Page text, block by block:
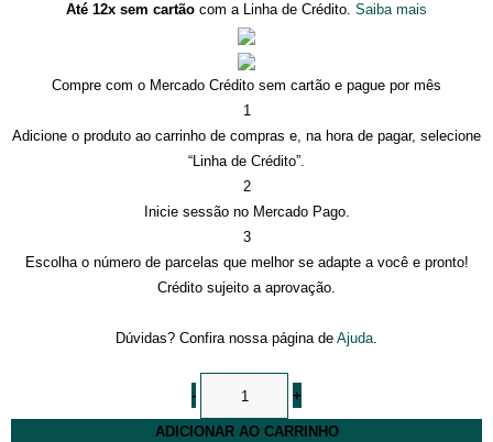
Até 12x sem cartão com a Linha de Crédito. Saiba mais
Compre com o Mercado Crédito sem cartão e pague por mês
1
Adicione o produto ao carrinho de compras e, na hora de pagar, selecione
“Linha de Crédito”.
2
Inicie sessão no Mercado Pago.
3
Escolha o número de parcelas que melhor se adapte a você e pronto!
Crédito sujeito a aprovação.
Dúvidas? Confira nossa página de Ajuda.
ADICIONAR AO CARRINHO